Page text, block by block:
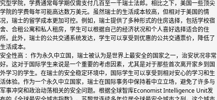
究型学院，学费通常每学期仅需支付几百至一千瑞士法郎。相比之下，美国一些顶尖
学院的学费每年可能高达数万美元。虽然瑞士的生活成本较高，但相对于美国的情
况，瑞士的留学成本更加可控。例如，瑞士提供了多种形式的住房选择，包括学校宿
舍、合租公寓和私人租房，学生可以根据自己的经济状况和个人喜好选择适合的住
所。此外，瑞士的公共交通系统发达，学生可以享受到优惠的公共交通票价，降低了
生活成本。
安全性高 ：作为永久中立国，瑞士被认为是世界上最安全的国家之一，治安状况非常
好。这对于国际学生来说是一个重要的考虑因素，尤其是对于那些首次离开家乡到国
外学习的学生。在瑞士的安全稳定环境中，国际学生可以享受到相对安心的学习和生
活体验。作为一个永久中立国家，瑞士在国际事务中保持着中立立场，避免了许多与
军事冲突和政治动荡相关的安全问题。根据全球智库Economist Intelligence Unit发